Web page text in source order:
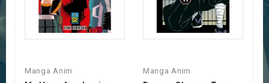
Manga Anim Manga Anim